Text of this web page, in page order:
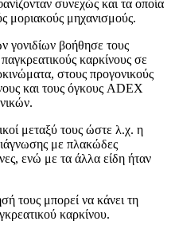
συνεχώς και τα οποία
μοριακούς μηχανισμούς.
γονιδίων βοήθησε τους
καρκίνους σε
στους προγονικούς
και τους όγκους ADEX
μεταξύ τους ώστε λ.χ. η
με πλακώδες
ενώ με τα άλλα είδη ήταν
τους μπορεί να κάνει τη
καρκίνου.